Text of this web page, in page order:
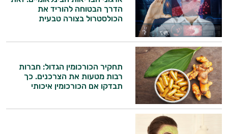
הדרך הבטוחה להוריד את
הכולסטרול בצורה טבעית
תחקיר הכורכומין הגדול: חברות
רבות מטעות את הצרכנים. כך
תבדקו אם הכורכומין איכותי
וספרות מקצועית בתחומי הרפואה הטבעית
ותזונת הספורט.
אני כאן כדי לעזור לך להתאים את תוספי
התזונה ומוצרי הבריאות המדויקים למטרות
ולמצב הגופני שלך, ולהסביר לך אילו רכיבים
עובדים יחד כדי למקסם תוצאות גם בחיי היום
יום וגם בתחום הכושר והספורט.
המטרה שלי היא להתאים עבורך המלצות
אישיות מבוססות מדעית.